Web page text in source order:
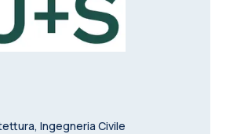
Ingegneria Civile